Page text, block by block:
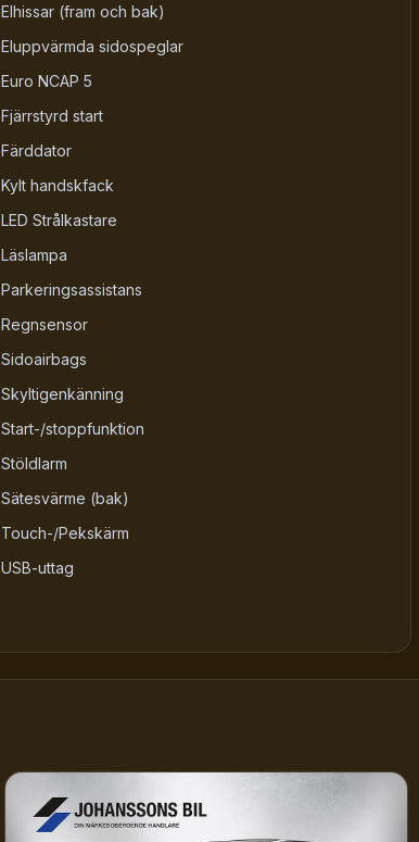
Elhissar (fram och bak)
Eluppvärmda sidospeglar
Euro NCAP 5
Fjärrstyrd start
Färddator
Kylt handskfack
LED Strålkastare
Läslampa
Parkeringsassistans
Regnsensor
Sidoairbags
Skyltigenkänning
Start-/stoppfunktion
Stöldlarm
Sätesvärme (bak)
Touch-/Pekskärm
USB-uttag